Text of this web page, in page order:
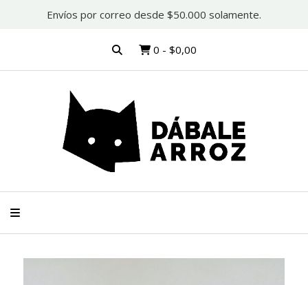
Envíos por correo desde $50.000 solamente.
0 - $0,00